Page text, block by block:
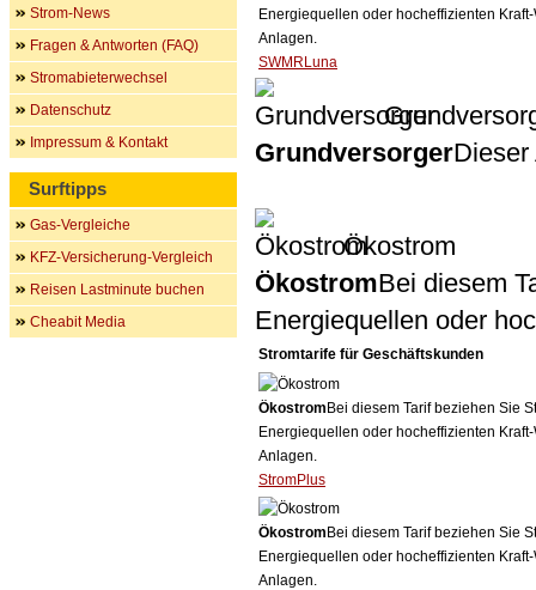
Energiequellen oder hocheffizienten
Anlagen.
SWMRLuna
GrundversorgerDieser
Ökostrom
ÖkostromBei diesem
Energiequellen oder
Stromtarife für Geschäftskunden
Ökostrom Bei diesem Tarif beziehen Sie
Energiequellen oder hocheffizienten
Anlagen.
StromPlus
Ökostrom Bei diesem Tarif beziehen Sie
Energiequellen oder hocheffizienten
Anlagen.
Strom-News
Fragen & Antworten (FAQ)
Stromabieterwechsel
Datenschutz
Impressum & Kontakt
Surftipps
Gas-Vergleiche
KFZ-Versicherung-Vergleich
Reisen Lastminute buchen
Cheabit Media